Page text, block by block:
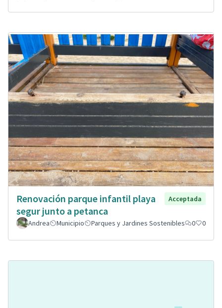
Renovación parque infantil playa
segur junto a petanca
Acceptada
Andrea Municipio Parques y Jardines Sostenibles 0 0